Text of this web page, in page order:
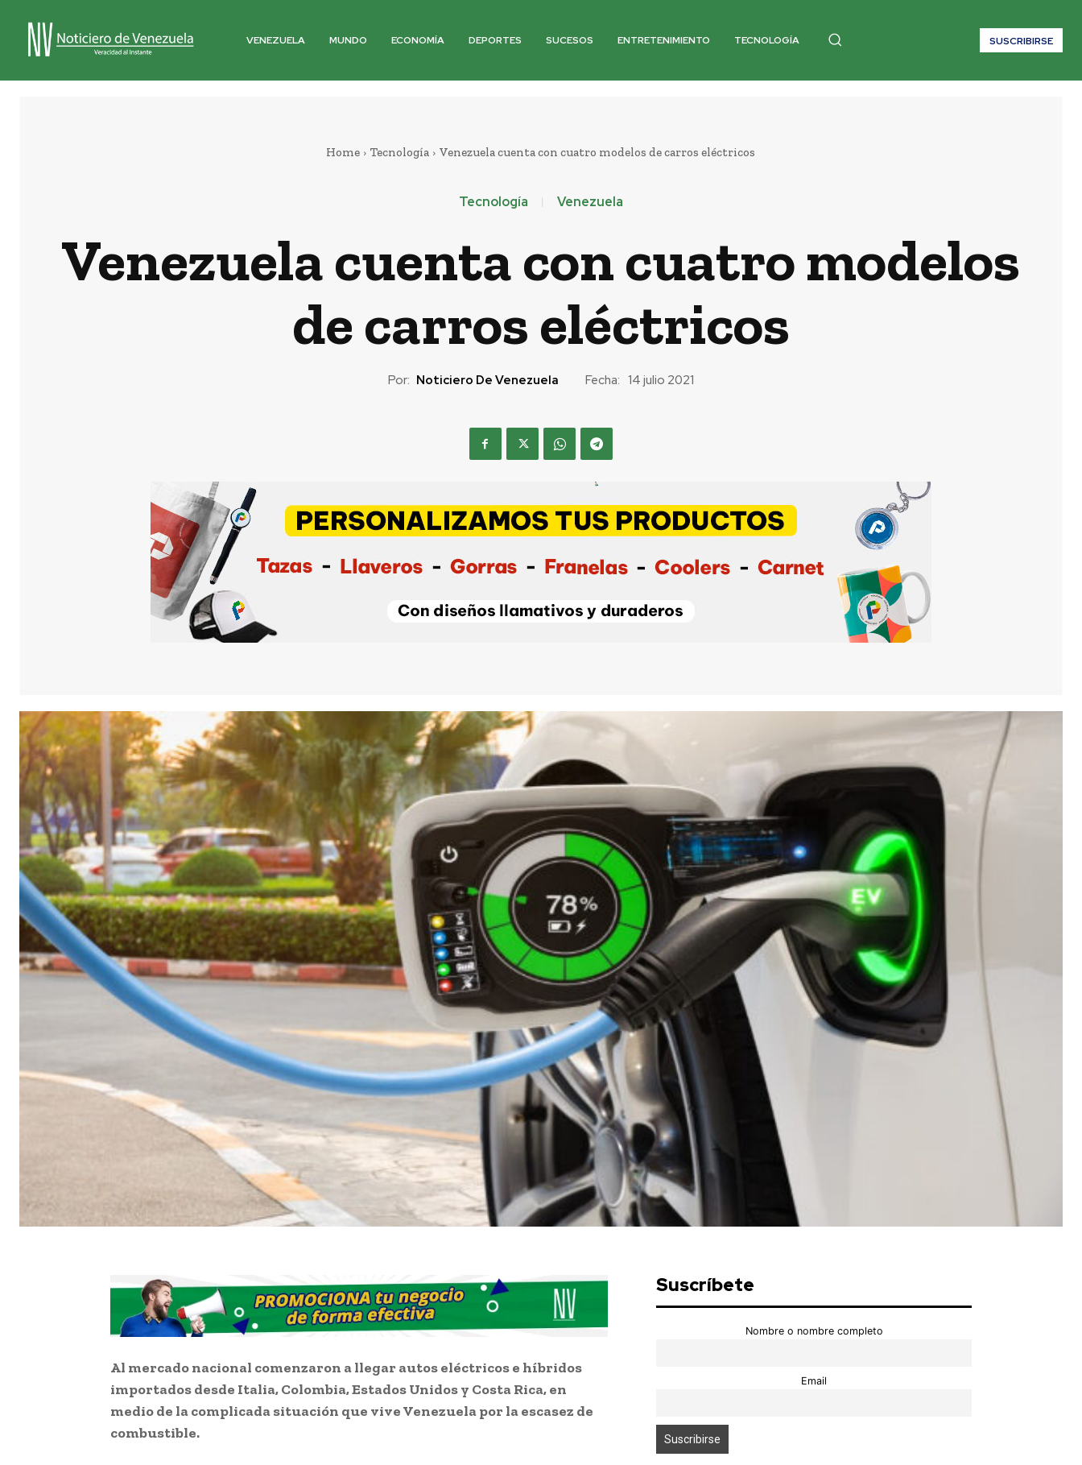
VENEZUELA MUNDO ECONOMÍA DEPORTES SUCESOS ENTRETENIMIENTO TECNOLOGÍA SUSCRIBIRSE
Home Tecnología Venezuela cuenta con cuatro modelos de carros eléctricos
Tecnología Venezuela
Venezuela cuenta con cuatro modelos
de carros eléctricos
Por: Noticiero De Venezuela Fecha: 14 julio 2021
Al mercado nacional comenzaron a llegar autos eléctricos e híbridos
importados desde Italia, Colombia, Estados Unidos y Costa Rica, en
medio de la complicada situación que vive Venezuela por la escasez de
combustible.
Suscríbete
Nombre o nombre completo
Email